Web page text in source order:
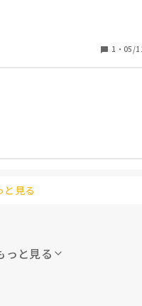
に聞くのは違うのかってなっ
くるのやめてもらいます？
仕方がないけど、話の切り出
だきたい。
輩の悪い所を私たち後輩の前
。
している先輩の事を悪く言わ
年数が上だったとしても、
しょう。
1 ・ 05/
と見る
っと見る